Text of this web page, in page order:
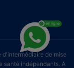
de mise
santé indépendants. A